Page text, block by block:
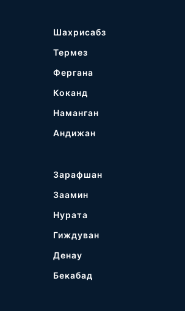
Шахрисабз
Термез
Фергана
Коканд
Наманган
Андижан
Зарафшан
Заамин
Нурата
Гиждуван
Денау
Бекабад